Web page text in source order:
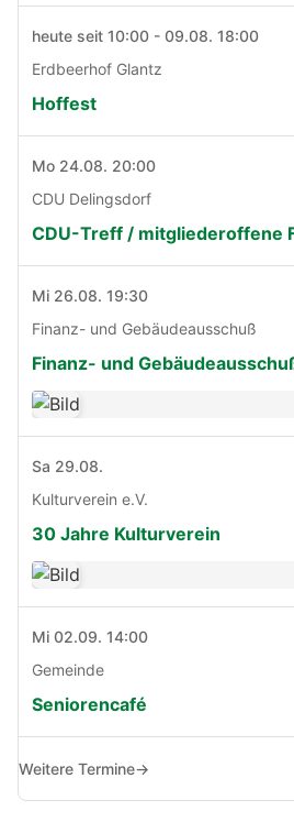
heute seit 10:00 - 09.08. 18:00
Erdbeerhof Glantz
Hoffest
Mo 24.08. 20:00
CDU Delingsdorf
CDU-Treff / mitgliederoffene
Mi 26.08. 19:30
Finanz- und Gebäudeausschuß
Finanz- und
Sa 29.08.
Kulturverein e.V.
30 Jahre Kulturverein
Mi 02.09. 14:00
Gemeinde
Seniorencafé
Weitere Termine→